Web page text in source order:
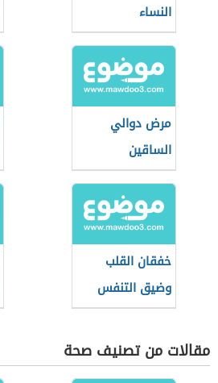
النساء
مرض دوالي
الساقين
خفقان القلب
وضيق التنفس
مقالات من تصنيف صحة